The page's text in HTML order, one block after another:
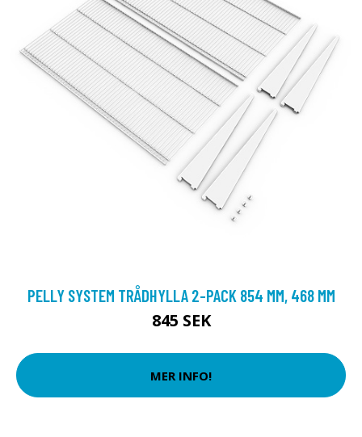
PELLY SYSTEM TRÅDHYLLA 2-PACK 854 MM, 468 MM
845 SEK
MER INFO!